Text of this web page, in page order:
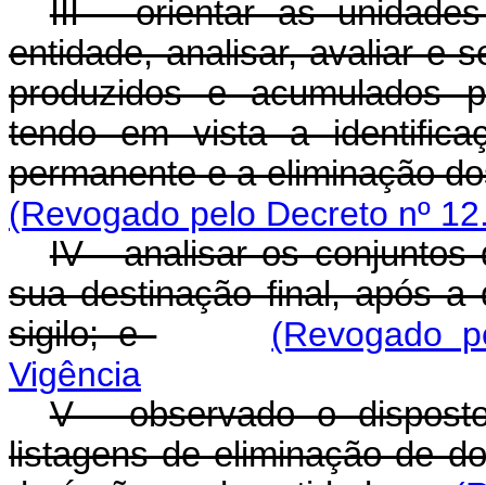
III - orientar as
entidade, analisar, avaliar e
produzidos e acumulados
tendo em vista a
permanente e a eliminação
(Revogado pelo Decreto nº
IV - analisar os conjuntos
sua destinação final, após a
sigilo; e
(Revogado
Vigência
V - observado o
listagens de eliminação de